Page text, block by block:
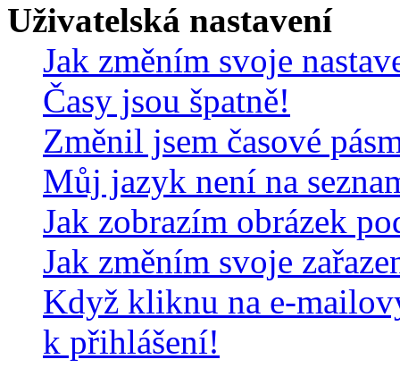
Uživatelská nastavení
Jak změním svoje
Časy jsou špatně!
Změnil jsem časové
Můj jazyk není na
Jak zobrazím obrázek
Jak změním svoje
Když kliknu na e-
k přihlášení!